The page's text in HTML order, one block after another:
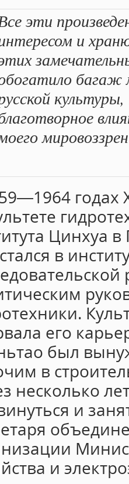
эти
и
багаж
годах
Цинхуа
в
его
был
в
несколько
и
и